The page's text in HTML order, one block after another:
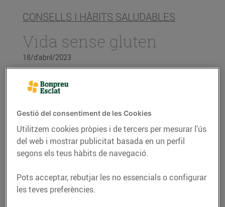
CONSELLS I HÀBITS SALUDABLES
Vida sense gluten
18/d’abril/2023
Cada vegada es
diagnostiquen més
persones amb celiaquia a
alimentari que sobretot
Gestió del consentiment de les Cookies
Utilitzem cookies pròpies i de tercers per mesurar l’ús
del web i mostrar publicitat basada en un perfil
segons els teus hàbits de navegació.
Pots acceptar, rebutjar les no essencials o configurar
les teves preferències.